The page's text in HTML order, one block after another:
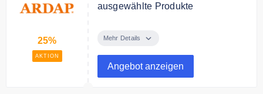
25%
AKTION
ausgewählte Produkte
ausgewählte Produkte im Angebot,
Mehr Details
Angebot anzeigen